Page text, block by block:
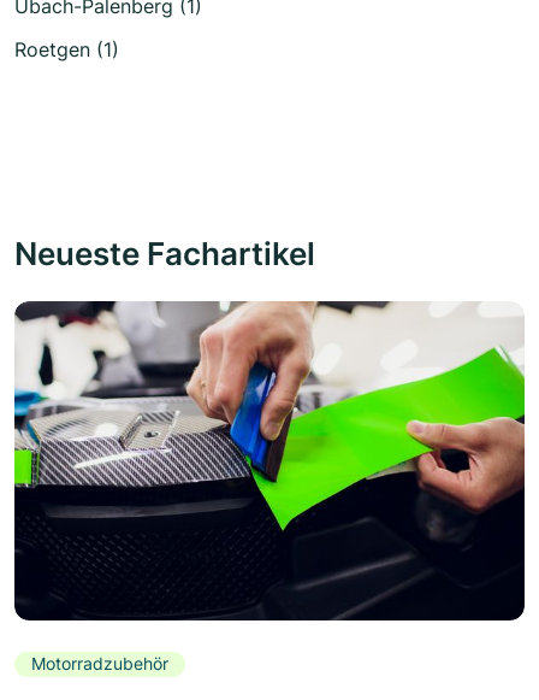
Übach-Palenberg (1)
Roetgen (1)
Neueste Fachartikel
Motorradzubehör